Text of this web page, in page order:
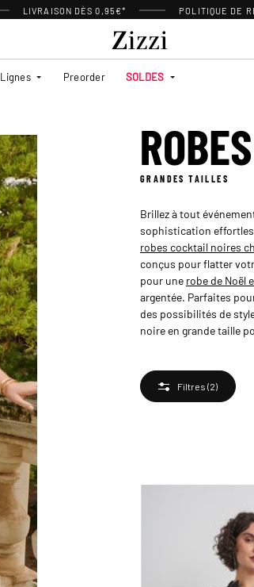
LIVRAISON DÈS 0,95€* POLITIQUE DE
Lignes Preorder SOLDES
GRANDES TAILLES
Brillez à tout
sophistication
robes cocktail noires
conçus pour flatter
pour une robe de Noël
argentée. Parfaites
des possibilités de
noire en grande taille
Filtres (2)